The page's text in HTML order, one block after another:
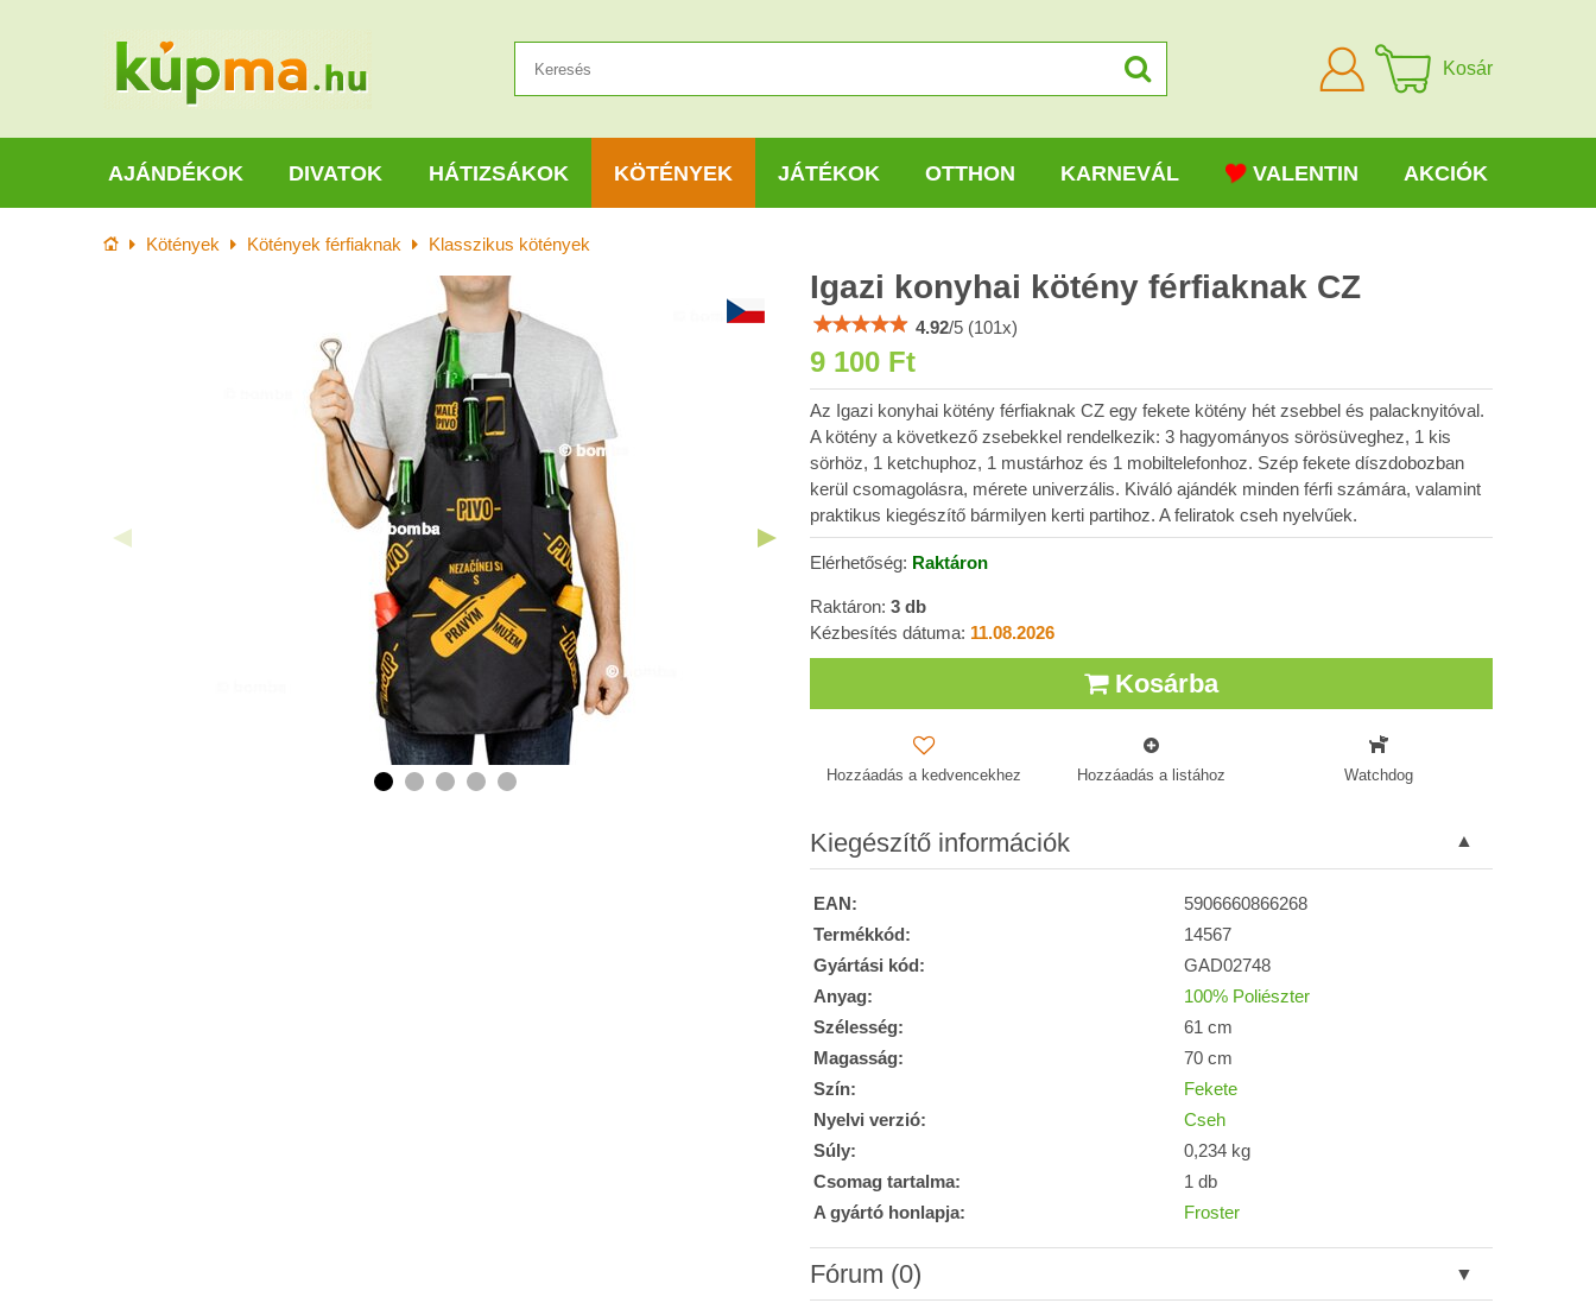
Bejelentkezni
Kosár
AJÁNDÉKOK DIVATOK HÁTIZSÁKOK KÖTÉNYEK JÁTÉKOK OTTHON KARNEVÁL VALENTIN AKCIÓK
KezdőlapKötények Kötények férfiaknak Klasszikus kötények
Igazi konyhai kötény férfiaknak CZ
4.92/5 (101 x)
9 100 Ft
Az Igazi konyhai kötény férfiaknak CZ egy fekete kötény hét zsebbel és palacknyitóval.
A kötény a következő zsebekkel rendelkezik: 3 hagyományos sörösüveghez, 1 kis
sörhöz, 1 ketchuphoz, 1 mustárhoz és 1 mobiltelefonhoz. Szép fekete díszdobozban
kerül csomagolásra, mérete univerzális. Kiváló ajándék minden férfi számára, valamint
praktikus kiegészítő bármilyen kerti partihoz. A feliratok cseh nyelvűek.
Elérhetőség: Raktáron
Raktáron: 3 db
Kézbesítés dátuma: 11.08.2026
Kosárba
Hozzáadás a kedvencekhez Hozzáadás a listához Watchdog
Kiegészítő információk
EAN:
5906660866268
Termékkód:
14567
Gyártási kód:
GAD02748
Anyag:
100% Poliészter
Szélesség:
61 cm
Magasság:
70 cm
Szín:
Fekete
Nyelvi verzió:
Cseh
Súly:
0,234 kg
Csomag tartalma:
1 db
A gyártó honlapja:
Froster
Fórum (0)